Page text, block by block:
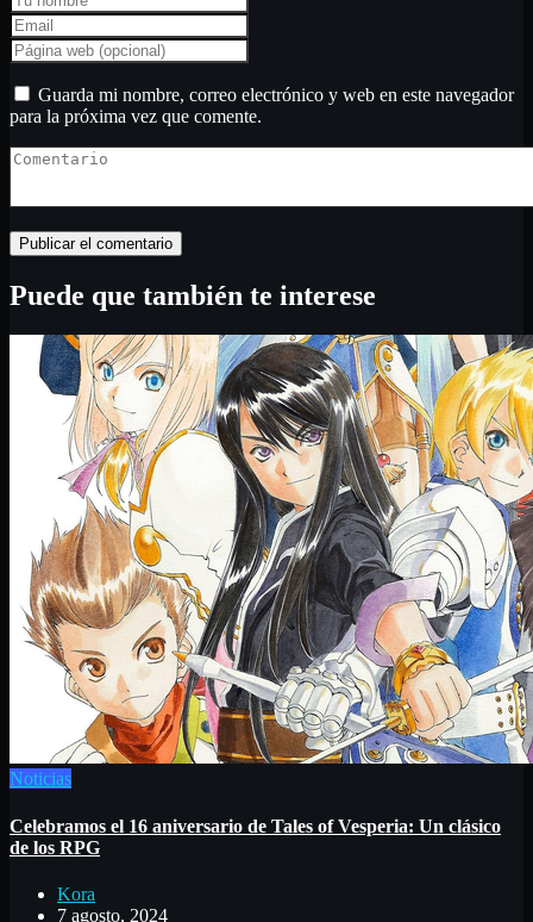
Guarda mi nombre, correo electrónico y web en este navegador
para la próxima vez que comente.
Puede que también te interese
Noticias
Celebramos el 16 aniversario de Tales of Vesperia: Un clásico
de los RPG
Kora
7 agosto, 2024